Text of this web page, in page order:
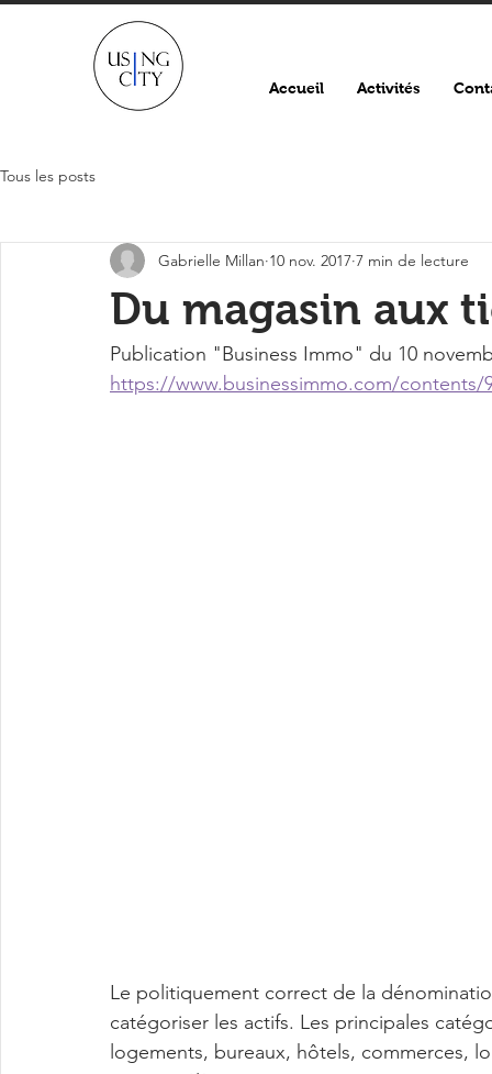
Accueil Activités
Tous les posts
Du magasin aux
Gabrielle Millan 10 nov. 2017 7 min de lecture
Publication "Business Immo" du 10
https://www.businessimmo.com/contents/
Le politiquement correct de la
catégoriser les actifs. Les principales
logements, bureaux, hôtels, commerces,